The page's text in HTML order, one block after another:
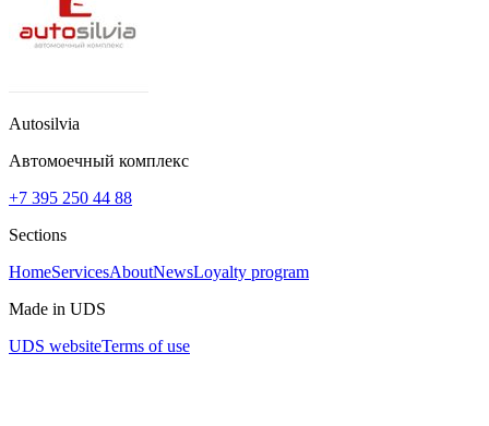
Autosilvia
Автомоечный комплекс
+7 395 250 44 88
Sections
HomeServicesAboutNewsLoyalty program
Made in UDS
UDS websiteTerms of use